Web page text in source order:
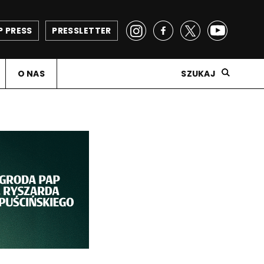
PRESSLETTER
PRESS
O NAS SZUKAJ